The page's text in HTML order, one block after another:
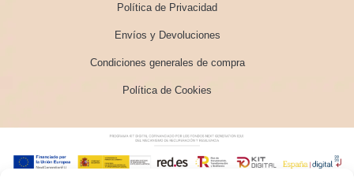
Política de Privacidad
Envíos y Devoluciones
Condiciones generales de compra
Política de Cookies